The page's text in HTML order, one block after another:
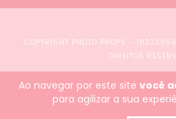
Ao navegar por este site você
para agilizar a sua
COPYRIGHT PHOTO PROPS -
DIREITOS